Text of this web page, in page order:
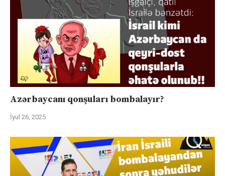
Azərbaycanı qonşuları bombalayır?
İyul 26, 2025